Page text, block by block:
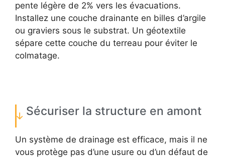
pente légère de 2% vers les évacuations.
Installez une couche drainante en billes d’argile
ou graviers sous le substrat. Un géotextile
sépare cette couche du terreau pour éviter le
colmatage.
Sécuriser la structure en amont
Un système de drainage est efficace, mais il ne
vous protège pas d’une usure ou d’un défaut de